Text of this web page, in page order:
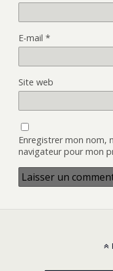
E-mail *
Site web
Enregistrer mon nom,
navigateur pour mon